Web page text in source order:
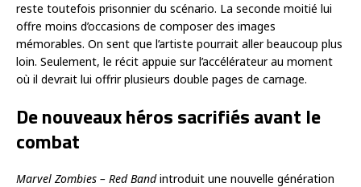
reste toutefois prisonnier du scénario. La seconde moitié lui
offre moins d’occasions de composer des images
mémorables. On sent que l’artiste pourrait aller beaucoup plus
loin. Seulement, le récit appuie sur l’accélérateur au moment
où il devrait lui offrir plusieurs double pages de carnage.
De nouveaux héros sacrifiés avant le
combat
Marvel Zombies – Red Bandintroduit une nouvelle génération